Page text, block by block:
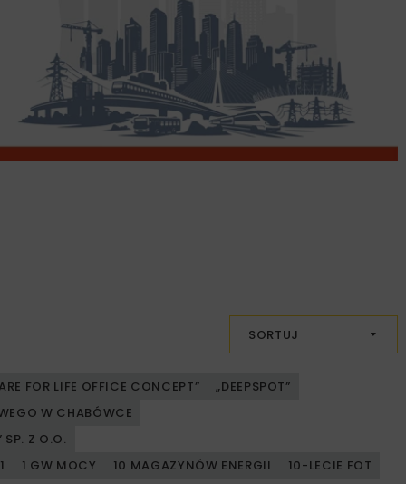
SORTUJ
FOR LIFE OFFICE CONCEPT”
„DEEPSPOT”
W CHABÓWCE
SP. Z O.O.
1 1 GW MOCY 10 MAGAZYNÓW ENERGII
10-LECIE FOT